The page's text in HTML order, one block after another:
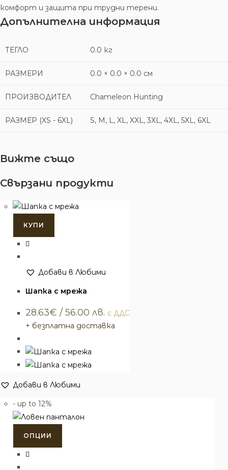
комфорт и защита при трудни терени.
Допълнителна информация
ТЕГЛО 0.0 кг
РАЗМЕРИ 0.0 × 0.0 × 0.0 см
ПРОИЗВОДИТЕЛ Chameleon Hunting
РАЗМЕР (XS - 6XL) S, M, L, XL, XXL, 3XL, 4XL, 5XL, 6XL
Вижте също
Свързани продукти
КУПИ
Добави в Любими
Шапка с мрежа
28.63€ / 56.00 лв. с ДДС
+ безплатна доставка
Добави в Любими
- up to 12%
ОПЦИИ